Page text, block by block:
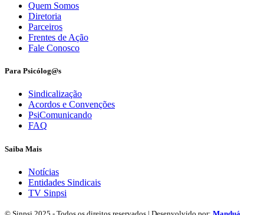
Quem Somos
Diretoria
Parceiros
Frentes de Ação
Fale Conosco
Para Psicólog@s
Sindicalização
Acordos e Convenções
PsiComunicando
FAQ
Saiba Mais
Notícias
Entidades Sindicais
TV Sinpsi